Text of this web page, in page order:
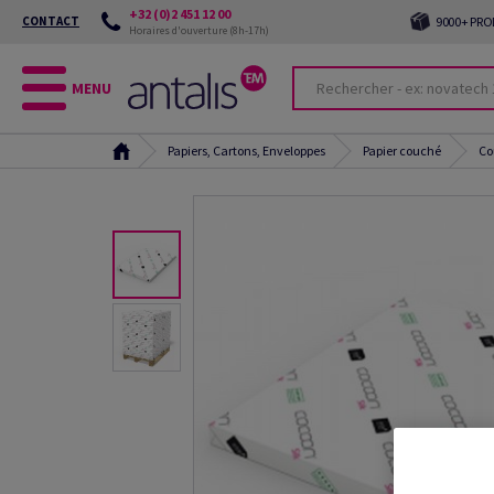
CONTACT +32 (0)2 451 12 00
Horaires d'ouverture (8h-17h) 9000+
MENU
Papiers, Cartons, Enveloppes Papier couché